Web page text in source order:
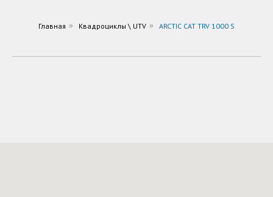
Главная » Квадроциклы \ UTV » ARCTIC CAT TRV 1000 S